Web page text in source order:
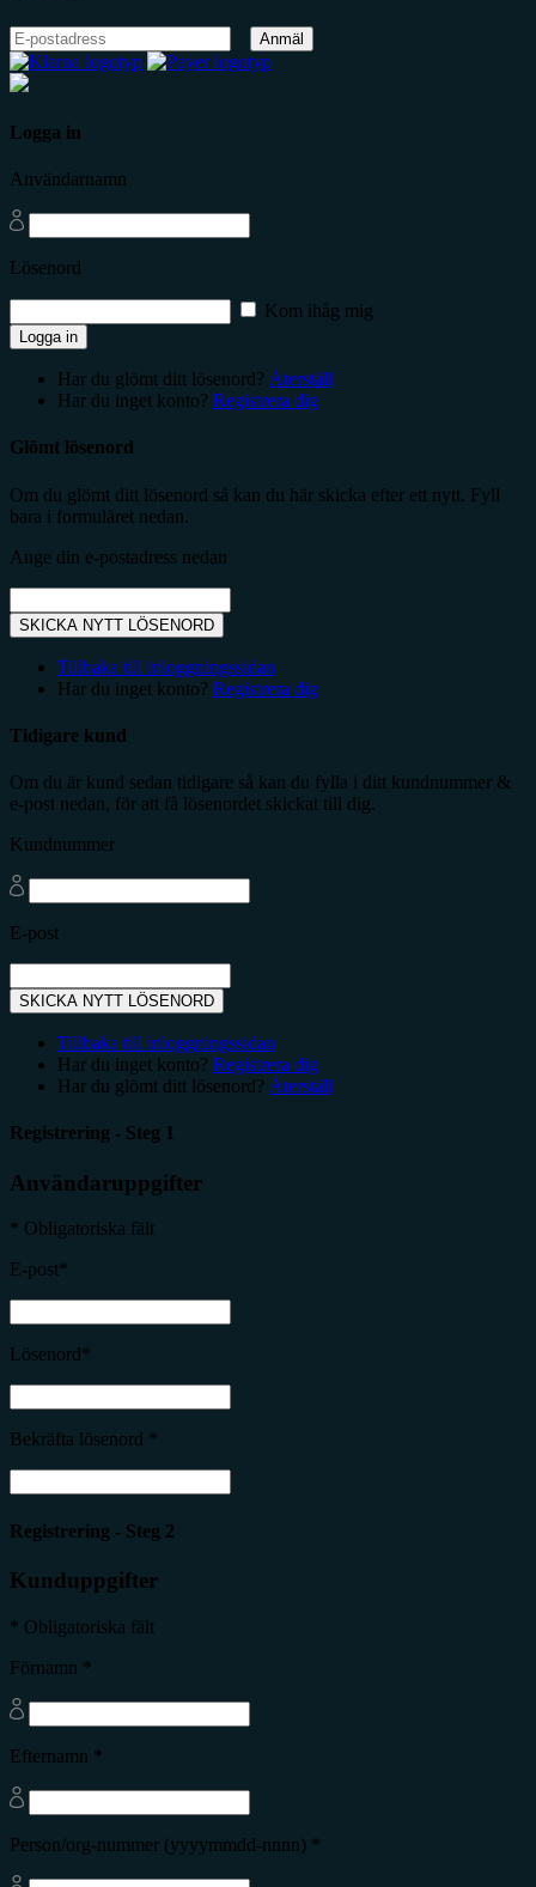
Anmäl
Logga in
Användarnamn
Lösenord
Kom ihåg mig
Logga in
Har du glömt ditt lösenord? Återställ
Har du inget konto? Registrera dig
Glömt lösenord
Om du glömt ditt lösenord så kan du här skicka efter ett nytt. Fyll
bara i formuläret nedan.
Ange din e-postadress nedan
SKICKA NYTT LÖSENORD
Tillbaka till inloggningssidan
Har du inget konto? Registrera dig
Tidigare kund
Om du är kund sedan tidigare så kan du fylla i ditt kundnummer &
e-post nedan, för att få lösenordet skickat till dig.
Kundnummer
E-post
SKICKA NYTT LÖSENORD
Tillbaka till inloggningssidan
Har du inget konto? Registrera dig
Har du glömt ditt lösenord? Återställ
Registrering - Steg 1
Användaruppgifter
* Obligatoriska fält
E-post*
Lösenord*
Bekräfta lösenord *
Registrering - Steg 2
Kunduppgifter
* Obligatoriska fält
Förnamn *
Efternamn *
Person/org-nummer (yyyymmdd-nnnn) *